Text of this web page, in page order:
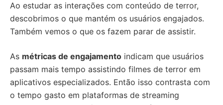
Ao estudar as interações com conteúdo de terror,
descobrimos o que mantém os usuários engajados.
Também vemos o que os fazem parar de assistir.
As métricas de engajamento indicam que usuários
passam mais tempo assistindo filmes de terror em
aplicativos especializados. Então isso contrasta com
o tempo gasto em plataformas de streaming